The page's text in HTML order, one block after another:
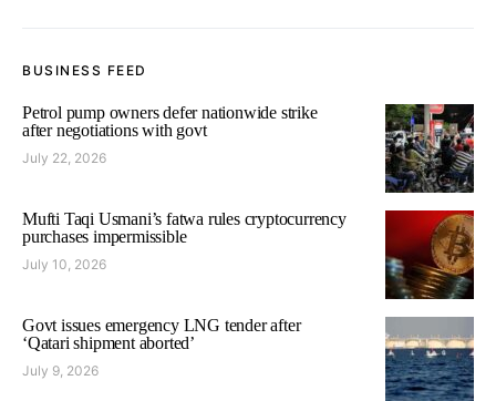
BUSINESS FEED
Petrol pump owners defer nationwide strike
after negotiations with govt
July 22, 2026
Mufti Taqi Usmani’s fatwa rules cryptocurrency
purchases impermissible
July 10, 2026
Govt issues emergency LNG tender after
‘Qatari shipment aborted’
July 9, 2026